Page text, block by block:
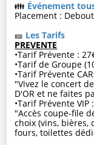
👪 Événement
Placement :
🎫 Les Tarifs
PREVENTE
•Tarif Prévente :
•Tarif de Groupe
•Tarif Prévente
"Vivez le concert
D'OR et ne faites
•Tarif Prévente VIP
"Accès coupe-file
choix (vins, bières,
fours, toilettes